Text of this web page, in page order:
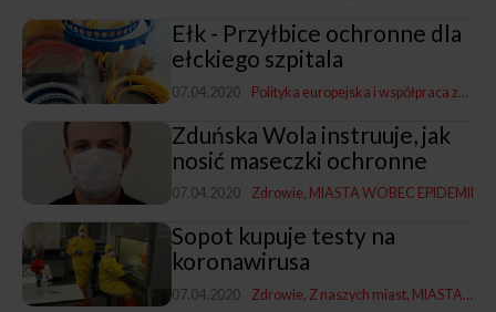
Ełk - Przyłbice ochronne dla
ełckiego szpitala
07.04.2020 Polityka europejska i współpraca zagraniczna
Zduńska Wola instruuje, jak
nosić maseczki ochronne
07.04.2020 Zdrowie MIASTA WOBEC EPIDEMII
Sopot kupuje testy na
koronawirusa
07.04.2020 Zdrowie Z naszych miast MIASTA WOBEC EPIDEMII